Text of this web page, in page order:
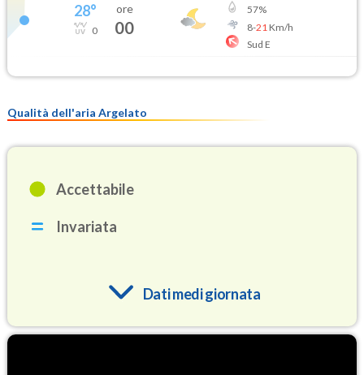
28°
0
ore
00
57%
8-21 Km/h
Sud E
Qualità dell'aria Argelato
Accettabile
Invariata
Dati medi giornata